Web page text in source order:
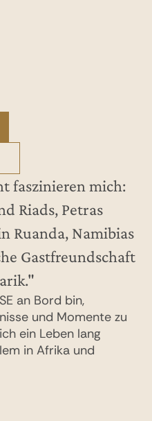
faszinieren mich:
Riads, Petras
Ruanda, Namibias
Gastfreundschaft
an Bord bin,
und Momente zu
ein Leben lang
in Afrika und